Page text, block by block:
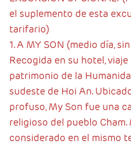
el suplemento de esta
tarifario)
1. A MY SON (medio día,
Recogida en su hotel, viaje
patrimonio de la
sudeste de Hoi An.
profuso, My Son fue una
religioso del pueblo Cham.
considerado en el mismo